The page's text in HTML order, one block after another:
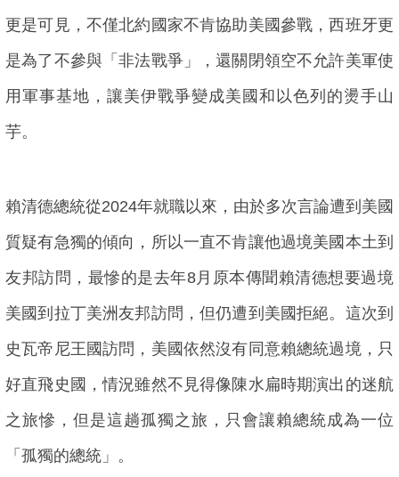
更是可見，不僅北約國家不肯協助美國參戰，西班牙更
是為了不參與「非法戰爭」，還關閉領空不允許美軍使
用軍事基地，讓美伊戰爭變成美國和以色列的燙手山
芋。
賴清德總統從2024年就職以來，由於多次言論遭到美國
質疑有急獨的傾向，所以一直不肯讓他過境美國本土到
友邦訪問，最慘的是去年8月原本傳聞賴清德想要過境
美國到拉丁美洲友邦訪問，但仍遭到美國拒絕。這次到
史瓦帝尼王國訪問，美國依然沒有同意賴總統過境，只
好直飛史國，情況雖然不見得像陳水扁時期演出的迷航
之旅慘，但是這趟孤獨之旅，只會讓賴總統成為一位
「孤獨的總統」。